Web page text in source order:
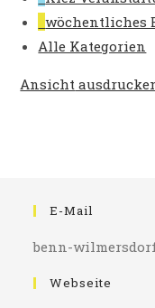
wöchentliches
Alle Kategorien
Ansicht
E-Mail
benn-
Webseite